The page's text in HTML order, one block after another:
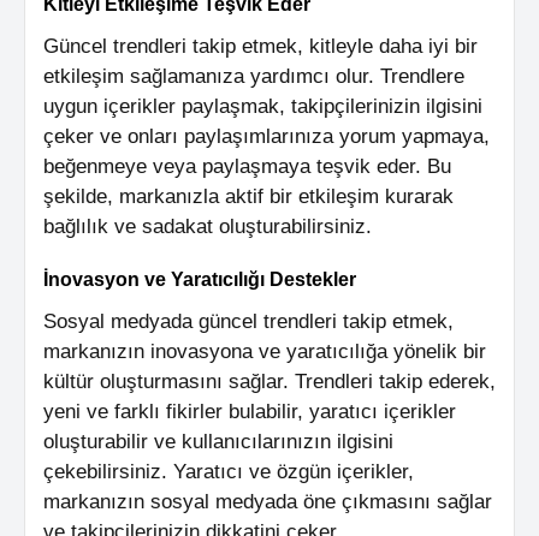
Kitleyi Etkileşime Teşvik Eder
Güncel trendleri takip etmek, kitleyle daha iyi bir
etkileşim sağlamanıza yardımcı olur. Trendlere
uygun içerikler paylaşmak, takipçilerinizin ilgisini
çeker ve onları paylaşımlarınıza yorum yapmaya,
beğenmeye veya paylaşmaya teşvik eder. Bu
şekilde, markanızla aktif bir etkileşim kurarak
bağlılık ve sadakat oluşturabilirsiniz.
İnovasyon ve Yaratıcılığı Destekler
Sosyal medyada güncel trendleri takip etmek,
markanızın inovasyona ve yaratıcılığa yönelik bir
kültür oluşturmasını sağlar. Trendleri takip ederek,
yeni ve farklı fikirler bulabilir, yaratıcı içerikler
oluşturabilir ve kullanıcılarınızın ilgisini
çekebilirsiniz. Yaratıcı ve özgün içerikler,
markanızın sosyal medyada öne çıkmasını sağlar